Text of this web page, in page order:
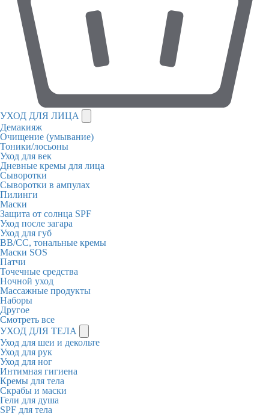
УХОД ДЛЯ ЛИЦА
Демакияж
Очищение (умывание)
Тоники/лосьоны
Уход для век
Дневные кремы для лица
Сыворотки
Сыворотки в ампулах
Пилинги
Маски
Защита от солнца SPF
Уход после загара
Уход для губ
BB/CC, тональные кремы
Маски SOS
Патчи
Точечные средства
Ночной уход
Массажные продукты
Наборы
Другое
Смотреть все
УХОД ДЛЯ ТЕЛА
Уход для шеи и декольте
Уход для рук
Уход для ног
Интимная гигиена
Кремы для тела
Скрабы и маски
Гели для душа
SPF для тела